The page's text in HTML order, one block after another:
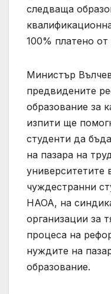
следваща
100% платено от
Министър
предвидените
образование за
изпити ще
студенти да
на пазара на
университетите
чуждестранни
НАОА, на
организации за
процеса на
нуждите на
образование.